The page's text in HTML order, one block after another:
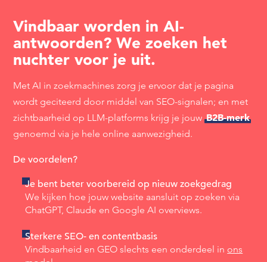
Vindbaar worden in AI-
antwoorden? We zoeken het
nuchter voor je uit.
Met AI in zoekmachines zorg je ervoor dat je pagina
wordt geciteerd door middel van SEO-signalen; en met
zichtbaarheid op LLM-platforms krijg je jouwB2B-merk
genoemd via je hele online aanwezigheid.
De voordelen?
Je bent beter voorbereid op nieuw zoekgedrag
We kijken hoe jouw website aansluit op zoeken via
ChatGPT, Claude en Google AI overviews.
Sterkere SEO- en contentbasis
Vindbaarheid en GEO slechts een onderdeel in ons